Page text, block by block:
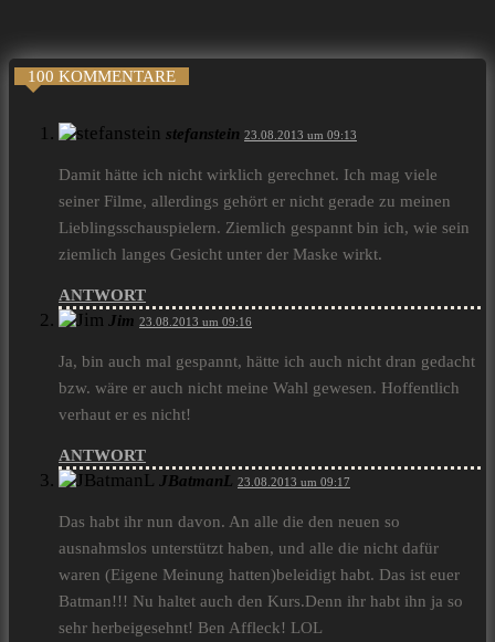
100 KOMMENTARE
stefanstein 23.08.2013 um 09:13
Damit hätte ich nicht wirklich gerechnet. Ich mag viele
seiner Filme, allerdings gehört er nicht gerade zu meinen
Lieblingsschauspielern. Ziemlich gespannt bin ich, wie sein
ziemlich langes Gesicht unter der Maske wirkt.
ANTWORT
Jim 23.08.2013 um 09:16
Ja, bin auch mal gespannt, hätte ich auch nicht dran gedacht
bzw. wäre er auch nicht meine Wahl gewesen. Hoffentlich
verhaut er es nicht!
ANTWORT
JBatmanL 23.08.2013 um 09:17
Das habt ihr nun davon. An alle die den neuen so
ausnahmslos unterstützt haben, und alle die nicht dafür
waren (Eigene Meinung hatten)beleidigt habt. Das ist euer
Batman!!! Nu haltet auch den Kurs.Denn ihr habt ihn ja so
sehr herbeigesehnt! Ben Affleck! LOL